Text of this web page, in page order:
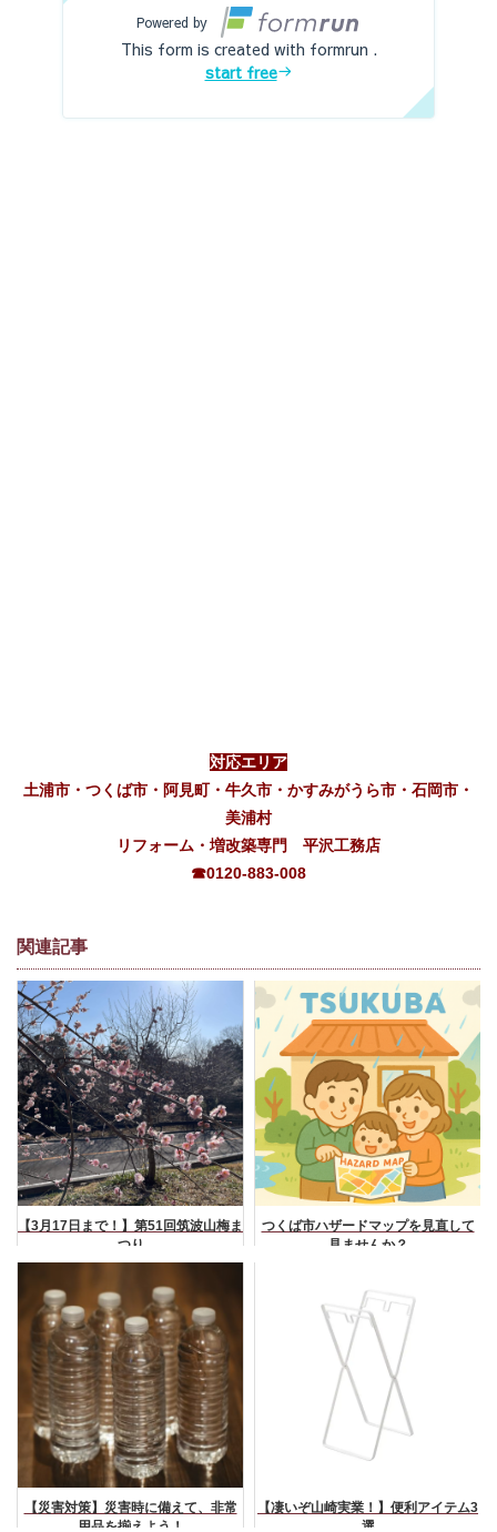
対応エリア
土浦市・つくば市・阿見町・牛久市・かすみがうら市・石岡市・
美浦村
リフォーム・増改築専門 平沢工務店
☎0120-883-008
関連記事
【3月17日まで！】第51回筑波山梅ま
つり
つくば市ハザードマップを見直して
見ませんか？
【災害対策】災害時に備えて、非常
用品を揃えよう！
【凄いぞ山崎実業！】便利アイテム3
選